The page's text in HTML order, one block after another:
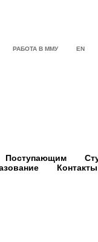
РАБОТА В ММУ EN
Поступающим
Контакты